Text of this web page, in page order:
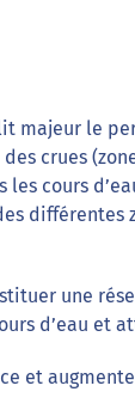
le
crues
cours
différentes
une
d’eau et
et